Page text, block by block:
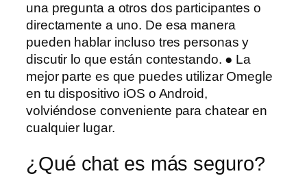
una pregunta a otros dos participantes o
directamente a uno. De esa manera
pueden hablar incluso tres personas y
discutir lo que están contestando. ● La
mejor parte es que puedes utilizar Omegle
en tu dispositivo iOS o Android,
volviéndose conveniente para chatear en
cualquier lugar.
¿Qué chat es más seguro?